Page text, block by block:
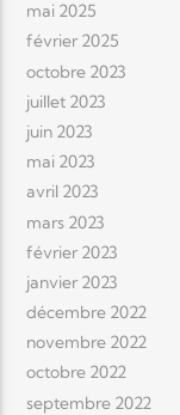
mai 2025
février 2025
octobre 2023
juillet 2023
juin 2023
mai 2023
avril 2023
mars 2023
février 2023
janvier 2023
décembre 2022
novembre 2022
octobre 2022
septembre 2022